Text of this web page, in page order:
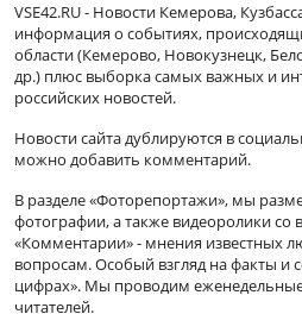
VSE42.RU - Новости Кемерова,
информация о событиях,
области (Кемерово, Новокузнецк,
др.) плюс выборка самых важных и
российских новостей.
Новости сайта дублируются в
можно добавить комментарий.
В разделе «Фоторепортажи», мы
фотографии, а также видеоролики со
«Комментарии» - мнения известных
вопросам. Особый взгляд на факты и
цифрах». Мы проводим
читателей.